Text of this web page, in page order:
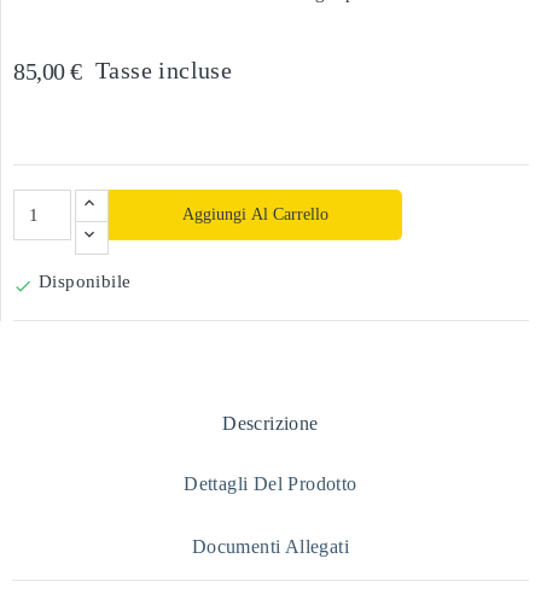
85,00 € Tasse incluse
Aggiungi Al Carrello
 Disponibile
Descrizione
Dettagli Del Prodotto
Documenti Allegati